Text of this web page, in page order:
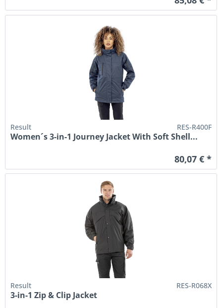
Result RES-R400F
Women´s 3-in-1 Journey Jacket With Soft Shell...
80,07 € *
Result RES-R068X
3-in-1 Zip & Clip Jacket